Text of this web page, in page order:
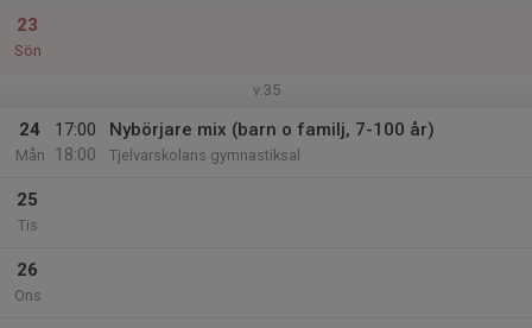
23
Sön
v.35
24
Mån
17:00
18:00
Nybörjare mix (barn o familj, 7-100 år)
Tjelvarskolans gymnastiksal
25
Tis
26
Ons